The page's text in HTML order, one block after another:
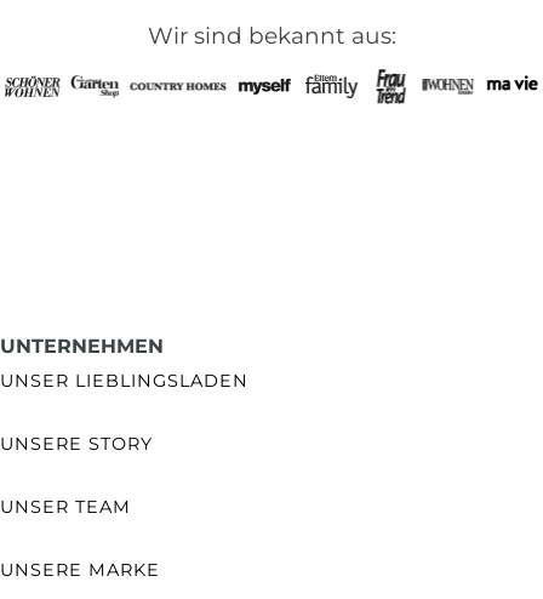
Wir sind bekannt aus:
UNTERNEHMEN
UNSER LIEBLINGSLADEN
UNSERE STORY
UNSER TEAM
UNSERE MARKE